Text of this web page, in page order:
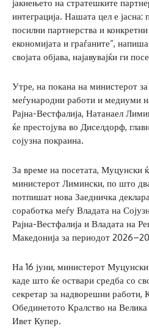
јакнењето на стратешките
интеграција. Нашата цел е
посилни партнерства и
економијата и граѓаните“,
својата објава, најавувајќи ги
Утре, на покана на министерот
меѓународни работи и медиуми
Рајна-Вестфалија, Натанаел
ќе престојува во Диселдорф,
сојузна покраина.
За време на посетата, Муцунски
министерот Лимински, по што
потпишат нова Заедничка
соработка меѓу Владата на
Рајна-Вестфалија и Владата на
Македонија за периодот
На 16 јуни, министерот
каде што ќе оствари средба со
секретар за надворешни работи,
Обединетото Кралство на
Ивет Купер.